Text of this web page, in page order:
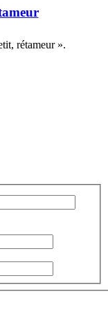
rétameur ».